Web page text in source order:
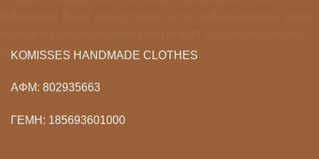
KOMISSES HANDMADE CLOTHES
ΑΦΜ: 802935663
ΓΕΜΗ: 185693601000